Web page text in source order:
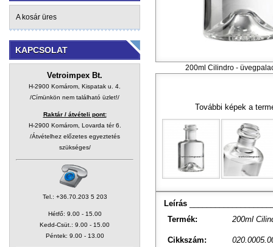
200ml Cilindro -
További képek a
Leírás
Termék:
200ml
Cikkszám:
A kosár üres
KAPCSOLAT
Vetroimpex Bt.
H-2900 Komárom, Kispatak u. 4.
/Címünkön nem található üzlet!/
Raktár / átvételi pont:
H-2900 Komárom, Lovarda tér 6.
/Átvételhez előzetes egyeztetés
szükséges/
Tel.: +36.70.203 5 203
Hétfő: 9.00 - 15.00
Kedd-Csüt.: 9.00 - 15.00
Péntek: 9.00 - 13.00